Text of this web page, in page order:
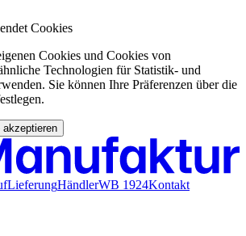
Cookies
Cookies und Cookies von
Technologien für Statistik- und
Sie können Ihre Präferenzen über die
akzeptieren
LieferungHändlerWB 1924Kontakt